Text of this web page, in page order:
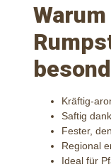
Kräftig-
Saftig
Fester,
Regional
Ideal für